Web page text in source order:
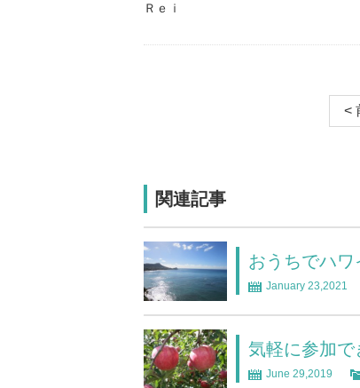
Ｒｅｉ
<
関連記事
おうちでハ
January 23,2021
気軽に参加で
June 29,2019